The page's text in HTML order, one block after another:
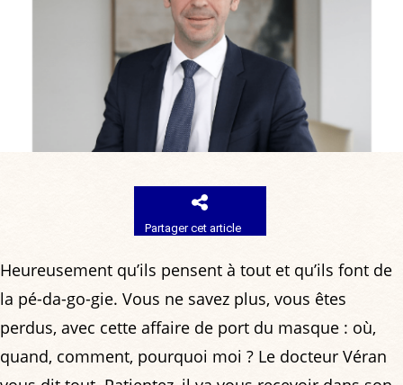
Partager cet article
Heureusement qu’ils pensent à tout et qu’ils font de
la pé-da-go-gie. Vous ne savez plus, vous êtes
perdus, avec cette affaire de port du masque : où,
quand, comment, pourquoi moi ? Le docteur Véran